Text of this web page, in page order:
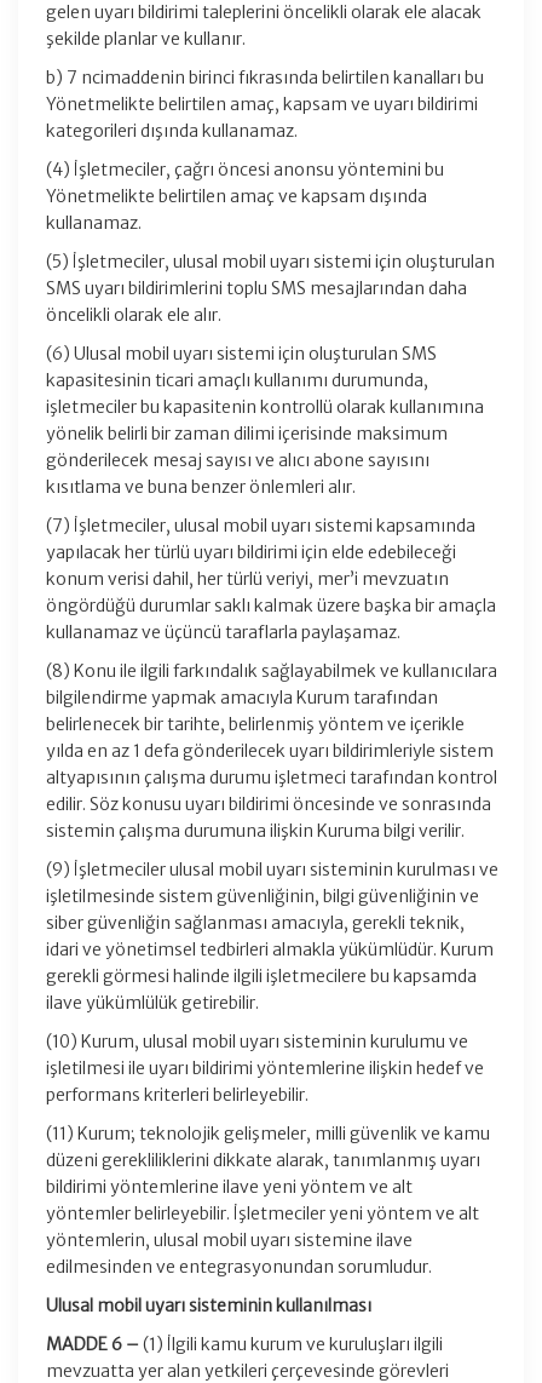
gelen uyarı bildirimi taleplerini öncelikli olarak ele alacak
şekilde planlar ve kullanır.
b) 7 ncimaddenin birinci fıkrasında belirtilen kanalları bu
Yönetmelikte belirtilen amaç, kapsam ve uyarı bildirimi
kategorileri dışında kullanamaz.
(4) İşletmeciler, çağrı öncesi anonsu yöntemini bu
Yönetmelikte belirtilen amaç ve kapsam dışında
kullanamaz.
(5) İşletmeciler, ulusal mobil uyarı sistemi için oluşturulan
SMS uyarı bildirimlerini toplu SMS mesajlarından daha
öncelikli olarak ele alır.
(6) Ulusal mobil uyarı sistemi için oluşturulan SMS
kapasitesinin ticari amaçlı kullanımı durumunda,
işletmeciler bu kapasitenin kontrollü olarak kullanımına
yönelik belirli bir zaman dilimi içerisinde maksimum
gönderilecek mesaj sayısı ve alıcı abone sayısını
kısıtlama ve buna benzer önlemleri alır.
(7) İşletmeciler, ulusal mobil uyarı sistemi kapsamında
yapılacak her türlü uyarı bildirimi için elde edebileceği
konum verisi dahil, her türlü veriyi, mer’i mevzuatın
öngördüğü durumlar saklı kalmak üzere başka bir amaçla
kullanamaz ve üçüncü taraflarla paylaşamaz.
(8) Konu ile ilgili farkındalık sağlayabilmek ve kullanıcılara
bilgilendirme yapmak amacıyla Kurum tarafından
belirlenecek bir tarihte, belirlenmiş yöntem ve içerikle
yılda en az 1 defa gönderilecek uyarı bildirimleriyle sistem
altyapısının çalışma durumu işletmeci tarafından kontrol
edilir. Söz konusu uyarı bildirimi öncesinde ve sonrasında
sistemin çalışma durumuna ilişkin Kuruma bilgi verilir.
(9) İşletmeciler ulusal mobil uyarı sisteminin kurulması ve
işletilmesinde sistem güvenliğinin, bilgi güvenliğinin ve
siber güvenliğin sağlanması amacıyla, gerekli teknik,
idari ve yönetimsel tedbirleri almakla yükümlüdür. Kurum
gerekli görmesi halinde ilgili işletmecilere bu kapsamda
ilave yükümlülük getirebilir.
(10) Kurum, ulusal mobil uyarı sisteminin kurulumu ve
işletilmesi ile uyarı bildirimi yöntemlerine ilişkin hedef ve
performans kriterleri belirleyebilir.
(11) Kurum; teknolojik gelişmeler, milli güvenlik ve kamu
düzeni gerekliliklerini dikkate alarak, tanımlanmış uyarı
bildirimi yöntemlerine ilave yeni yöntem ve alt
yöntemler belirleyebilir. İşletmeciler yeni yöntem ve alt
yöntemlerin, ulusal mobil uyarı sistemine ilave
edilmesinden ve entegrasyonundan sorumludur.
Ulusal mobil uyarı sisteminin kullanılması
MADDE 6 – (1) İlgili kamu kurum ve kuruluşları ilgili
mevzuatta yer alan yetkileri çerçevesinde görevleri